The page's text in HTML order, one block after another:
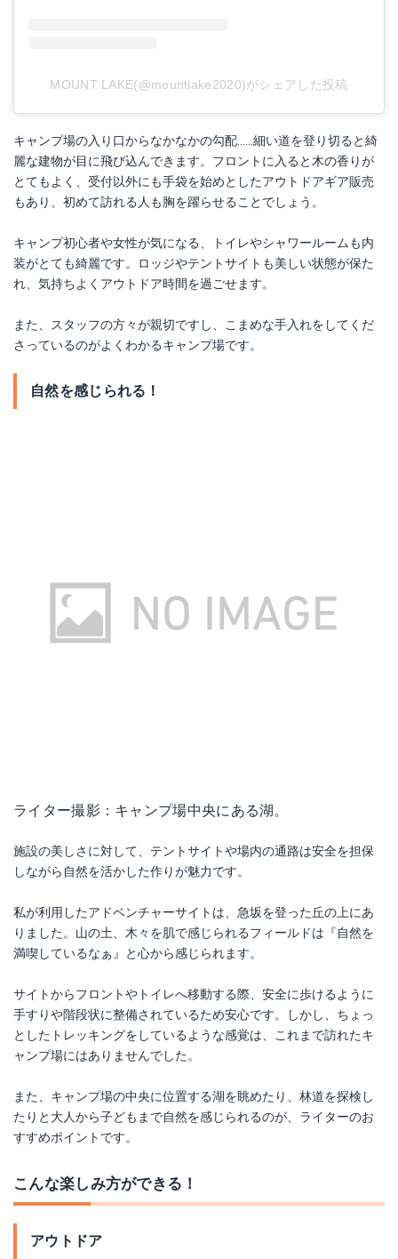
MOUNT LAKE(@mountlake2020)がシェアした投稿
キャンプ場の入り口からなかなかの勾配……細い道を登り切ると綺
麗な建物が目に飛び込んできます。フロントに入ると木の香りが
とてもよく、受付以外にも手袋を始めとしたアウトドアギア販売
もあり、初めて訪れる人も胸を躍らせることでしょう。
キャンプ初心者や女性が気になる、トイレやシャワールームも内
装がとても綺麗です。ロッジやテントサイトも美しい状態が保た
れ、気持ちよくアウトドア時間を過ごせます。
また、スタッフの方々が親切ですし、こまめな手入れをしてくだ
さっているのがよくわかるキャンプ場です。
自然を感じられる！
ライター撮影：キャンプ場中央にある湖。
施設の美しさに対して、テントサイトや場内の通路は安全を担保
しながら自然を活かした作りが魅力です。
私が利用したアドベンチャーサイトは、急坂を登った丘の上にあ
りました。山の土、木々を肌で感じられるフィールドは『自然を
満喫しているなぁ』と心から感じられます。
サイトからフロントやトイレへ移動する際、安全に歩けるように
手すりや階段状に整備されているため安心です。しかし、ちょっ
としたトレッキングをしているような感覚は、これまで訪れたキ
ャンプ場にはありませんでした。
また、キャンプ場の中央に位置する湖を眺めたり、林道を探検し
たりと大人から子どもまで自然を感じられるのが、ライターのお
すすめポイントです。
こんな楽しみ方ができる！
アウトドア